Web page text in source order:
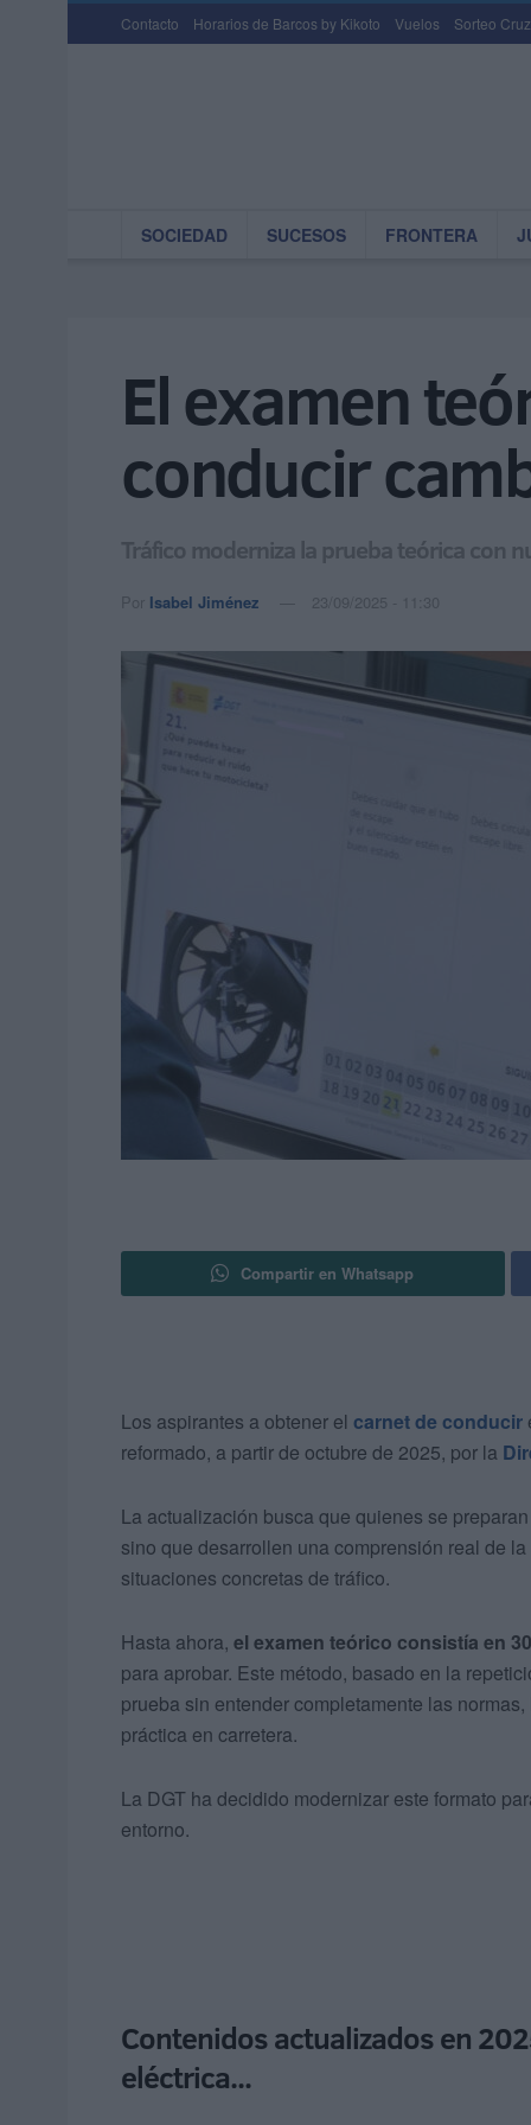
Contacto Horarios de Barcos by Kikoto Vuelos Sorteo
SOCIEDAD SUCESOS FRONTERA
El examen
conducir
Tráfico moderniza la prueba teórica con
Por Isabel Jiménez 23/09/2025 - 11:30
Compartir en Whatsapp
Los aspirantes a obtener el carnet de conducir
reformado, a partir de octubre de 2025, por la
La actualización busca que quienes se
sino que desarrollen una comprensión real de
situaciones concretas de tráfico.
Hasta ahora, el examen teórico consistía en
para aprobar. Este método, basado en la
prueba sin entender completamente las
práctica en carretera.
La DGT ha decidido modernizar este formato
entorno.
Contenidos actualizados en
eléctrica...